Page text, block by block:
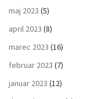
maj 2023 (5)
april 2023 (8)
marec 2023 (16)
februar 2023 (7)
januar 2023 (12)